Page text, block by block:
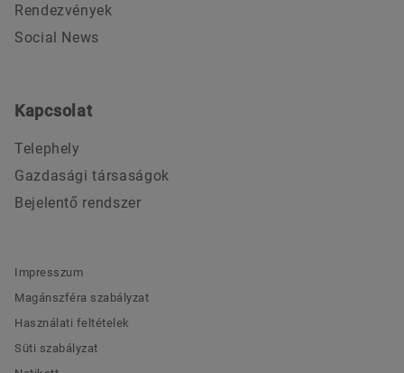
Rendezvények
Social News
Kapcsolat
Telephely
Gazdasági társaságok
Bejelentő rendszer
Impresszum
Magánszféra szabályzat
Használati feltételek
Süti szabályzat